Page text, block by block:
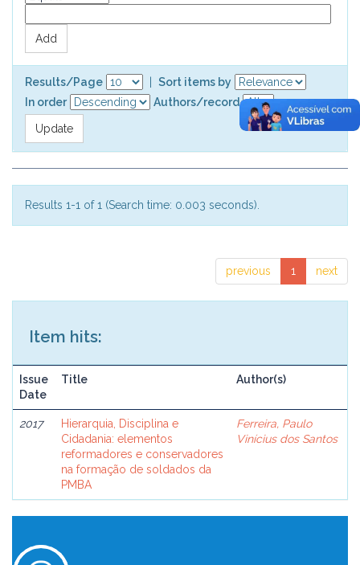
Results/Page
Sort items by
In order
Authors/record
Results 1-1 of 1 (Search time: 0.003 seconds).
previous 1 next
Item hits:
Issue
Date
Title Author(s)
2017
Hierarquia, Disciplina e
Cidadania: elementos
reformadores e conservadores
na formação de soldados da
PMBA
Ferreira, Paulo
Vinícius dos Santos